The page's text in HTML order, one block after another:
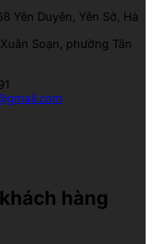
Yên Duyên, Yên Sở, Hà
Soạn, phường Tân
hàng